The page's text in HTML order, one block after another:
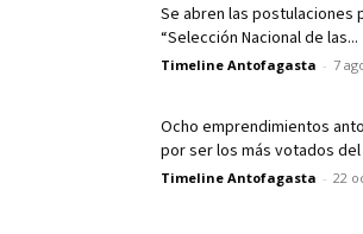
Se abren las postulaciones
“Selección Nacional de las...
Timeline Antofagasta - 7
Ocho emprendimientos
por ser los más votados del
Timeline Antofagasta - 22